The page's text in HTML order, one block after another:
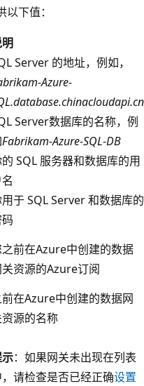
下值：
Server 的地址，例如，
Azure-
Server数据库的名称，例
Fabrikam-Azure-SQL-DB
SQL 服务器和数据库的用
于 SQL Server 和数据库的
前在Azure中创建的数据
关资源的Azure订阅
前在Azure中创建的数据网
资源的名称
：如果网关未出现在列表
，请检查是否已经正确设置